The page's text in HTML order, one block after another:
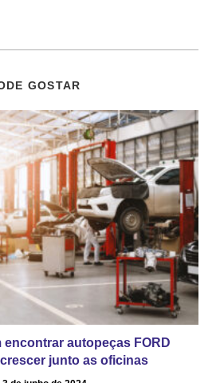
GOSTAR
encontrar autopeças FORD
junto as oficinas